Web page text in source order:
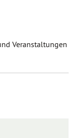
Veranstaltungen